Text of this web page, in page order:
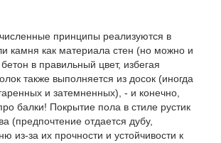
принципы реализуются в
камня как материала стен (но можно и
в правильный цвет, избегая
также выполняется из досок (иногда
и затемненных), - и конечно,
балки! Покрытие пола в стиле рустик
(предпочтение отдается дубу,
из-за их прочности и устойчивости к